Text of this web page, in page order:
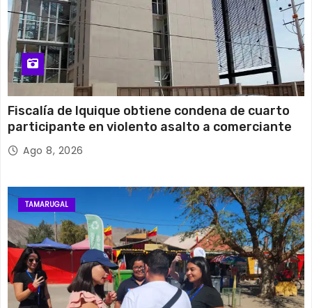
Fiscalía de Iquique obtiene condena de cuarto
participante en violento asalto a comerciante
Ago 8, 2026
TAMARUGAL